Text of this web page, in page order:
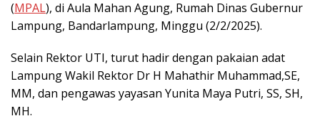
(MPAL), di Aula Mahan Agung, Rumah Dinas Gubernur
Lampung, Bandarlampung, Minggu (2/2/2025).
Selain Rektor UTI, turut hadir dengan pakaian adat
Lampung Wakil Rektor Dr H Mahathir Muhammad,SE,
MM, dan pengawas yayasan Yunita Maya Putri, SS, SH,
MH.